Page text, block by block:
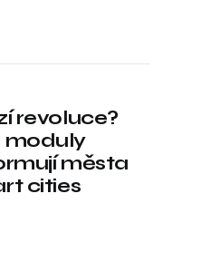
revoluce?
moduly
města
cities